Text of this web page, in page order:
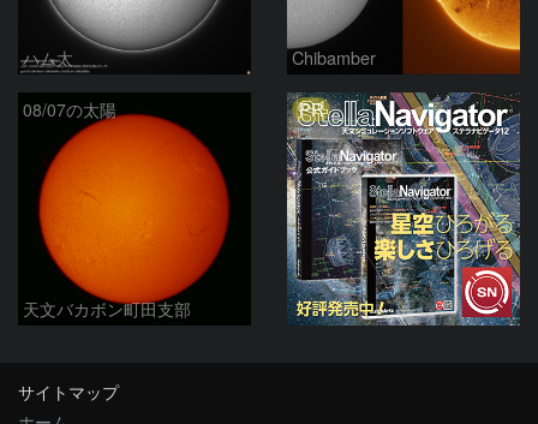
ハム太 Chibamber
08/07の太陽
天文バカボン町田支部
PR
サイトマップ